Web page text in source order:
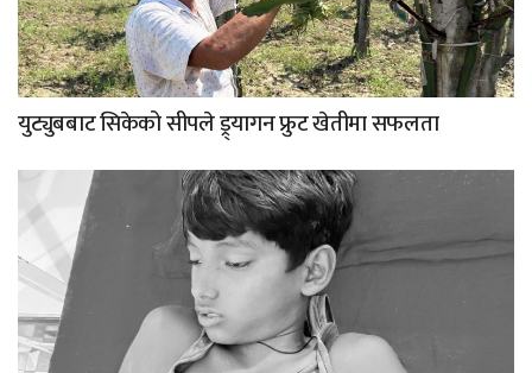
युट्युबबाट सिकेको सीपले ड्र्यागन फ्रुट खेतीमा सफलता